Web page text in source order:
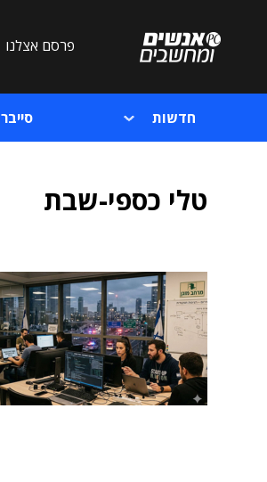
פרסם אצלנו
חדשות סייבר
טלי כספי-שבת